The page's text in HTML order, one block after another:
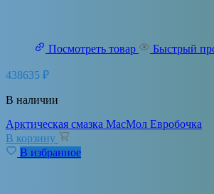
Посмотреть товар Быстрый
438635 ₽
В наличии
Арктическая смазка МасМол Евробочка
В корзину
В избранное